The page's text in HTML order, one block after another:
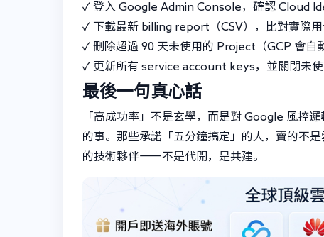
✓ 登入 Google Admin Console，確認 Cloud
✓ 下載最新 billing report（CSV），比對實際用
✓ 刪除超過 90 天未使用的 Project（GCP 會自
✓ 更新所有 service account keys，並關閉未使
最後一句真心話
「高成功率」不是玄學，而是對 Google 風控
的事。那些承諾「五分鐘搞定」的人，賣的不
的技術夥伴——不是代開，是共建。